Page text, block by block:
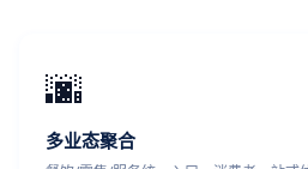
🌆
多业态聚合